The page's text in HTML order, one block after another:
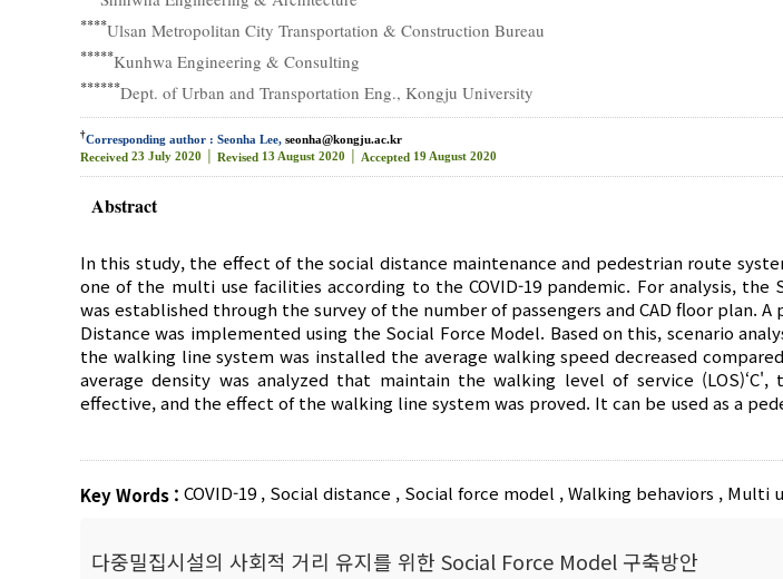
****Ulsan Metropolitan City Transportation & Construction Bureau
*****Kunhwa Engineering & Consulting
******Dept. of Urban and Transportation Eng., Kongju University
†Corresponding author : Seonha Lee, seonha@kongju.ac.kr
Received 23 July 2020 │ Revised 13 August 2020 │ Accepted 19 August 2020
Abstract
In this study, the effect of the social distance maintenance and pedestrian route
one of the multi use facilities according to the COVID-19 pandemic. For analysis,
was established through the survey of the number of passengers and CAD floor plan.
Distance was implemented using the Social Force Model. Based on this, scenario
the walking line system was installed the average walking speed decreased
average density was analyzed that maintain the walking level of service
effective, and the effect of the walking line system was proved. It can be used as a
Key Words : COVID-19 , Social distance , Social force model ,Walking behaviors , Multi
다중밀집시설의 사회적 거리 유지를 위한 Social Force Model 구축방안